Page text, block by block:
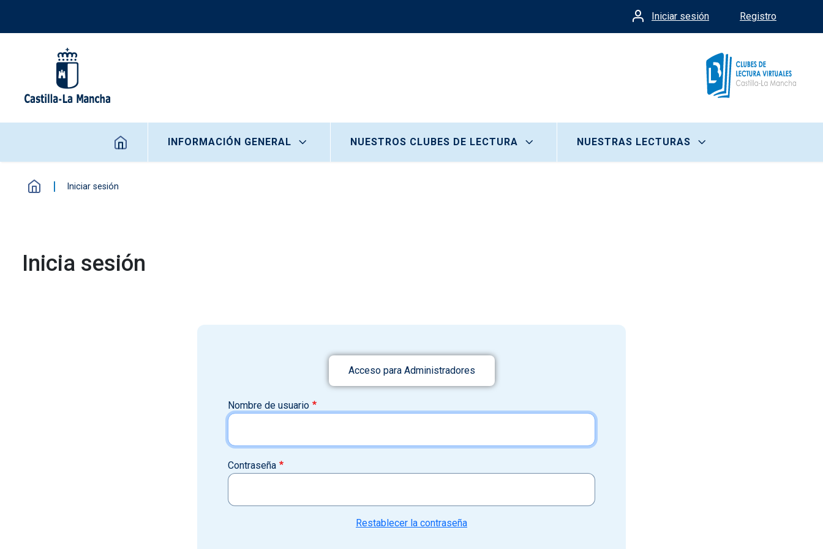
Menú de cuenta de
Iniciar sesión Registro
Navegación principal
INFORMACIÓN GENERAL NUESTROS CLUBES DE LECTURA NUESTRAS LECTURAS
Iniciar sesión
Inicia sesión
Acceso para Administradores
Nombre de usuario
Contraseña
Restablecer la contraseña